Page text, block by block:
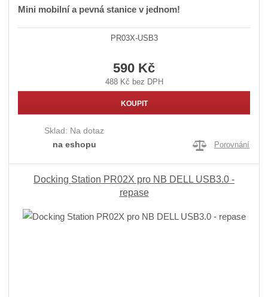
Mini mobilní a pevná stanice v jednom!
PR03X-USB3
590 Kč
488 Kč bez DPH
KOUPIT
Sklad: Na dotaz
na eshopu
Porovnání
Docking Station PR02X pro NB DELL USB3.0 -
repase